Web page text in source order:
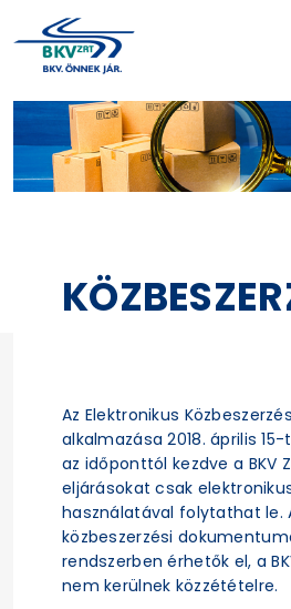
Az Elektronikus
alkalmazása 2018. április
az időponttól kezdve a BKV
eljárásokat csak
használatával folytathat le.
közbeszerzési
rendszerben érhetők el, a
nem kerülnek közzétételre.